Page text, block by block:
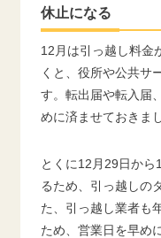
休止になる
12月は引っ越し料金
くと、役所や公共サ
す。転出届や転入届
めに済ませておきま
とくに12月29日から
るため、引っ越しの
た、引っ越し業者も
ため、営業日を早め